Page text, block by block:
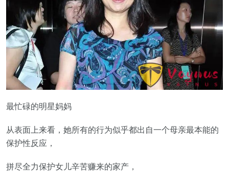
最忙碌的明星妈妈
从表面上来看，她所有的行为似乎都出自一个母亲最本能的
保护性反应，
拼尽全力保护女儿辛苦赚来的家产，